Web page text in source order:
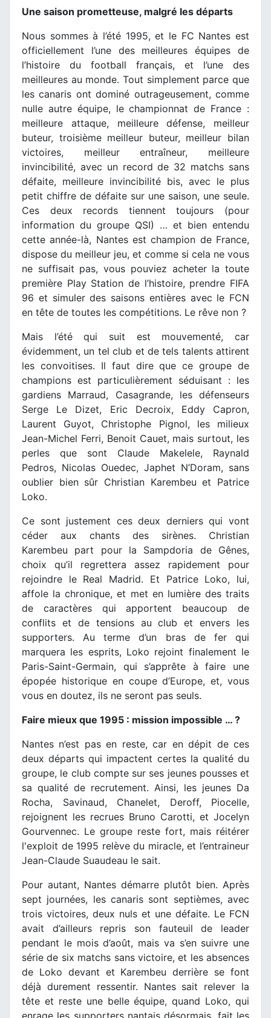
Une saison prometteuse, malgré les départs
Nous sommes à l’été 1995, et le FC Nantes est
officiellement l’une des meilleures équipes de
l’histoire du football français, et l’une des
meilleures au monde. Tout simplement parce que
les canaris ont dominé outrageusement, comme
nulle autre équipe, le championnat de France :
meilleure attaque, meilleure défense, meilleur
buteur, troisième meilleur buteur, meilleur bilan
victoires, meilleur entraîneur, meilleure
invincibilité, avec un record de 32 matchs sans
défaite, meilleure invincibilité bis, avec le plus
petit chiffre de défaite sur une saison, une seule.
Ces deux records tiennent toujours (pour
information du groupe QSI) … et bien entendu
cette année-là, Nantes est champion de France,
dispose du meilleur jeu, et comme si cela ne vous
ne suffisait pas, vous pouviez acheter la toute
première Play Station de l’histoire, prendre FIFA
96 et simuler des saisons entières avec le FCN
en tête de toutes les compétitions. Le rêve non ?
Mais l’été qui suit est mouvementé, car
évidemment, un tel club et de tels talents attirent
les convoitises. Il faut dire que ce groupe de
champions est particulièrement séduisant : les
gardiens Marraud, Casagrande, les défenseurs
Serge Le Dizet, Eric Decroix, Eddy Capron,
Laurent Guyot, Christophe Pignol, les milieux
Jean-Michel Ferri, Benoit Cauet, mais surtout, les
perles que sont Claude Makelele, Raynald
Pedros, Nicolas Ouedec, Japhet N’Doram, sans
oublier bien sûr Christian Karembeu et Patrice
Loko.
Ce sont justement ces deux derniers qui vont
céder aux chants des sirènes. Christian
Karembeu part pour la Sampdoria de Gênes,
choix qu’il regrettera assez rapidement pour
rejoindre le Real Madrid. Et Patrice Loko, lui,
affole la chronique, et met en lumière des traits
de caractères qui apportent beaucoup de
conflits et de tensions au club et envers les
supporters. Au terme d’un bras de fer qui
marquera les esprits, Loko rejoint finalement le
Paris-Saint-Germain, qui s’apprête à faire une
épopée historique en coupe d’Europe, et, vous
vous en doutez, ils ne seront pas seuls.
Faire mieux que 1995 : mission impossible … ?
Nantes n’est pas en reste, car en dépit de ces
deux départs qui impactent certes la qualité du
groupe, le club compte sur ses jeunes pousses et
sa qualité de recrutement. Ainsi, les jeunes Da
Rocha, Savinaud, Chanelet, Deroff, Piocelle,
rejoignent les recrues Bruno Carotti, et Jocelyn
Gourvennec. Le groupe reste fort, mais réitérer
l'exploit de 1995 relève du miracle, et l’entraineur
Jean-Claude Suaudeau le sait.
Pour autant, Nantes démarre plutôt bien. Après
sept journées, les canaris sont septièmes, avec
trois victoires, deux nuls et une défaite. Le FCN
avait d’ailleurs repris son fauteuil de leader
pendant le mois d’août, mais va s’en suivre une
série de six matchs sans victoire, et les absences
de Loko devant et Karembeu derrière se font
déjà durement ressentir. Nantes sait relever la
tête et reste une belle équipe, quand Loko, qui